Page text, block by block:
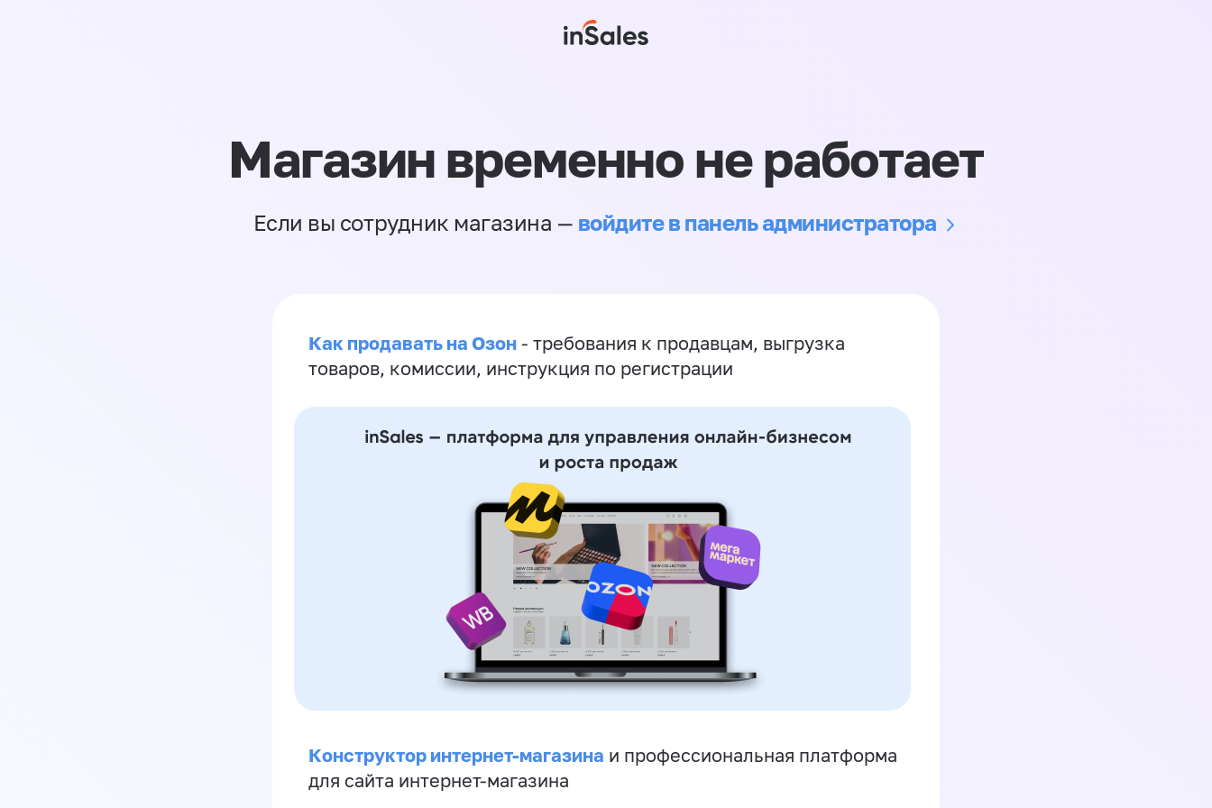
Магазин временно не работает
Если вы сотрудник магазина — войдите в панель администратора
Как продавать на Озон - требования к продавцам, выгрузка
товаров, комиссии, инструкция по регистрации
Конструктор интернет-магазина и профессиональная платформа
для сайта интернет-магазина